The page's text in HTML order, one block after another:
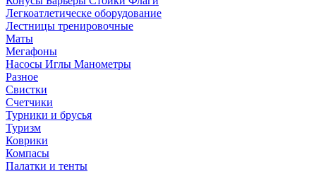
Легкоатлетическе оборудование
Лестницы тренировочные
Маты
Мегафоны
Насосы Иглы Манометры
Разное
Свистки
Счетчики
Турники и брусья
Туризм
Коврики
Компасы
Палатки и тенты